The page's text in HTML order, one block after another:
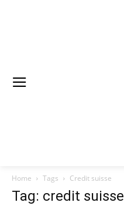
Home Tags Credit suisse
Tag: credit suisse